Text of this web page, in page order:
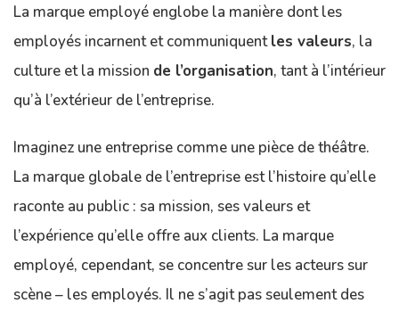
La marque employé englobe la manière dont les
employés incarnent et communiquentles valeurs, la
culture et la mission de l’organisation, tant à l’intérieur
qu’à l’extérieur de l’entreprise.
Imaginez une entreprise comme une pièce de théâtre.
La marque globale de l’entreprise est l’histoire qu’elle
raconte au public : sa mission, ses valeurs et
l’expérience qu’elle offre aux clients. La marque
employé, cependant, se concentre sur les acteurs sur
scène – les employés. Il ne s’agit pas seulement des